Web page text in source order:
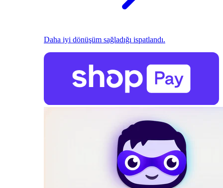
Daha iyi dönüşüm sağladığı ispatlandı.